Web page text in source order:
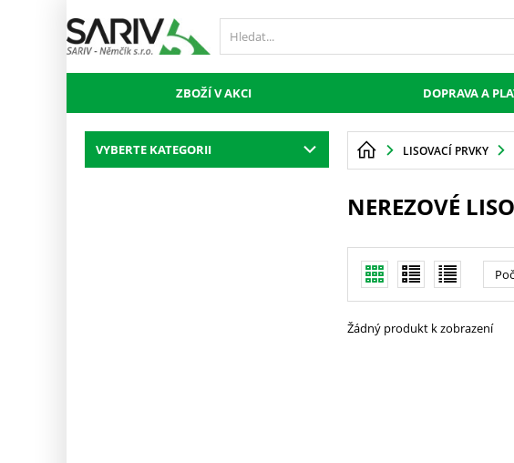
ZBOŽÍ V AKCI DOPRAVA A
VYBERTE KATEGORII LISOVACÍ PRVKY
NEREZOVÉ
Žádný produkt k zobrazení